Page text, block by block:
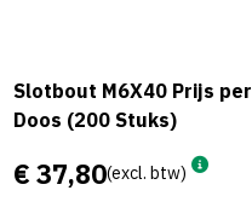
Slotbout M6X40 Prijs per
Doos (200 Stuks)
€ 37,80(excl. btw)